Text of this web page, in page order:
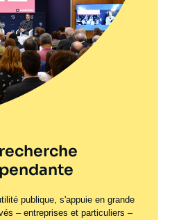
publique, s'appuie en grande
– entreprises et particuliers –